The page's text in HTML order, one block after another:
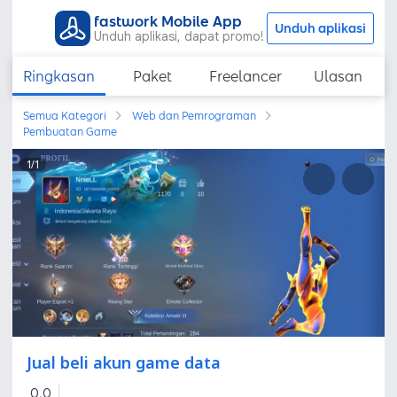
fastwork Mobile App
Unduh aplikasi, dapat promo! Unduh aplikasi
Ringkasan Paket Freelancer Ulasan
Semua Kategori
Web dan Pemrograman
Pembuatan Game
1/1
Jual beli akun game data
0,0